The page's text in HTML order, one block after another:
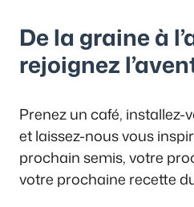
De la graine à
rejoignez
Prenez un café,
et laissez-nous vous
prochain semis, votre
votre prochaine recette